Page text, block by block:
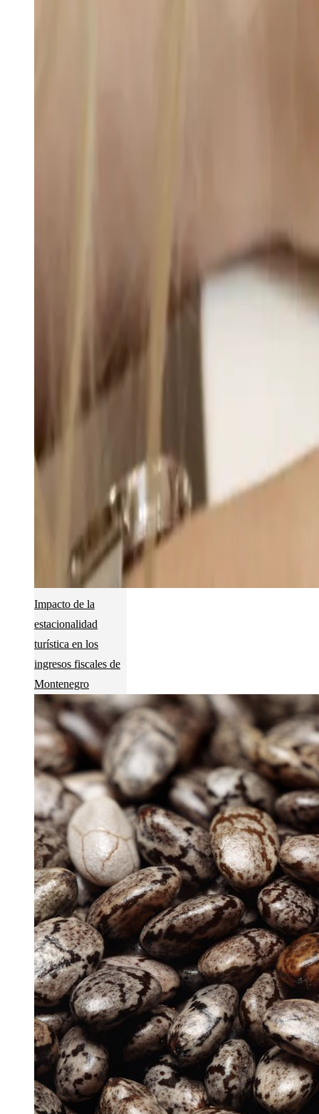
Impacto de la
estacionalidad
turística en los
ingresos fiscales de
Montenegro